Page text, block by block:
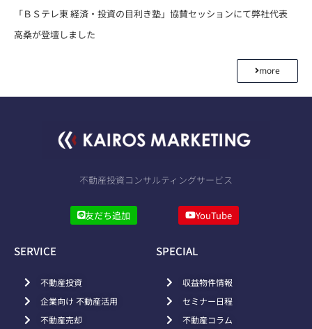
「ＢＳテレ東 経済・投資の目利き塾」協賛セッションにて弊社代表
高桑が登壇しました
more
不動産投資コンサルティングサービス
友だち追加 YouTube
SERVICE
不動産投資
企業向け 不動産活用
不動産売却
SPECIAL
収益物件情報
セミナー日程
不動産コラム